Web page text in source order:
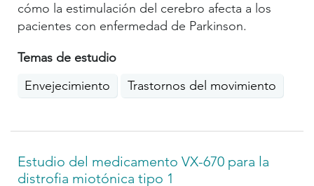
cómo la estimulación del cerebro afecta a los
pacientes con enfermedad de Parkinson.
Temas de estudio
Envejecimiento
Trastornos del movimiento
Estudio del medicamento VX-670 para la
distrofia miotónica tipo 1